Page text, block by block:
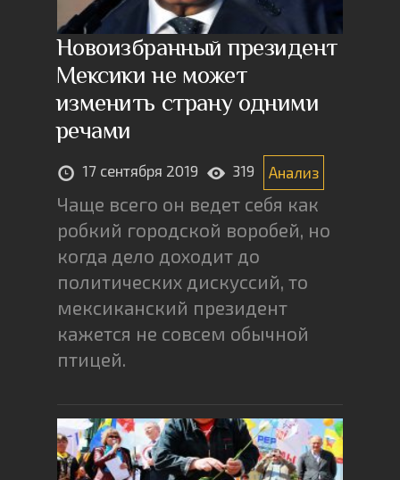
Новоизбранный президент
Мексики не может
изменить страну одними
речами
17 сентября 2019 319 Анализ
Чаще всего он ведет себя как
робкий городской воробей, но
когда дело доходит до
политических дискуссий, то
мексиканский президент
кажется не совсем обычной
птицей.